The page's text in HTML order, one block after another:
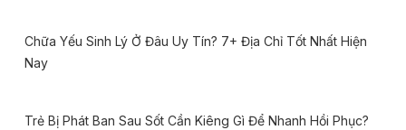
Chữa Yếu Sinh Lý Ở Đâu Uy Tín? 7+ Địa Chỉ Tốt Nhất Hiện
Nay
Trẻ Bị Phát Ban Sau Sốt Cần Kiêng Gì Để Nhanh Hồi Phục?